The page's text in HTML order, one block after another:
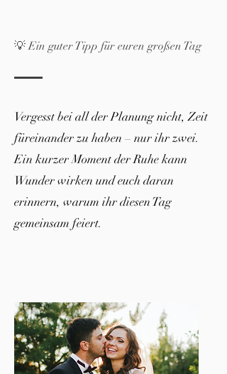
💡 Ein guter Tipp für euren großen Tag
Vergesst bei all der Planung nicht, Zeit
füreinander zu haben – nur ihr zwei.
Ein kurzer Moment der Ruhe kann
Wunder wirken und euch daran
erinnern, warum ihr diesen Tag
gemeinsam feiert.